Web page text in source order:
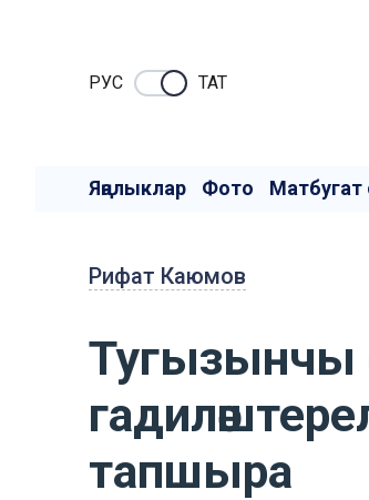
РУC ТАТ
Яңалыклар Фото
Рифат Каюмов
тапшыра